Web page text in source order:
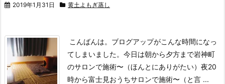
2019年1月31日 黄土よもぎ蒸し
こんばんは。 ブログアップがこんな時間になっ
てしまいました。 今日は朝から夕方まで岩神町
のサロンで施術〜（ほんとにありがたい） 夜20
時から富士見おうちサロンで施術〜（と言 ...